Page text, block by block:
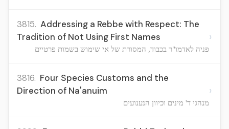
3815. Addressing a Rebbe with Respect: The
Tradition of Not Using First Names
פניה לאדמו"ר בכבוד, המסורת של אי שימוש בשמות פרטיים
›
3816. Four Species Customs and the
Direction of Na'anuim
מנהגי ד' מינים וכיוון הנענועים
›